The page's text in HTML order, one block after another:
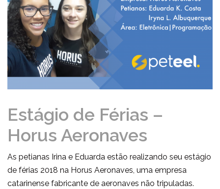
Estágio de Férias –
Horus Aeronaves
As petianas Irina e Eduarda estão realizando seu estágio
de férias 2018 na Horus Aeronaves, uma empresa
catarinense fabricante de aeronaves não tripuladas.